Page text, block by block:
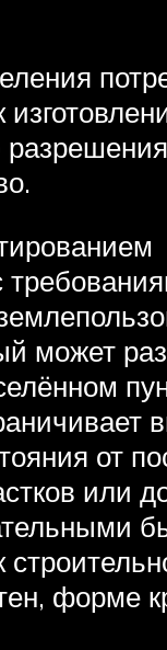
может
от
или
форме